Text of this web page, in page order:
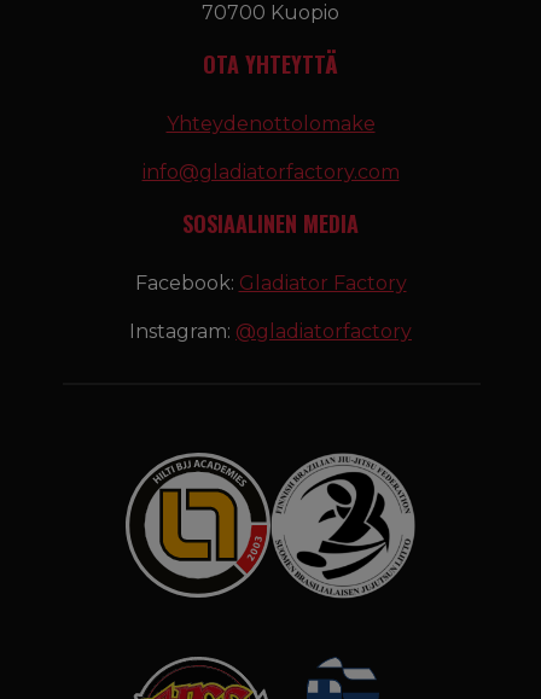
70700 Kuopio
OTA YHTEYTTÄ
Yhteydenottolomake
info@gladiatorfactory.com
SOSIAALINEN MEDIA
Facebook: Gladiator Factory
Instagram: @gladiatorfactory